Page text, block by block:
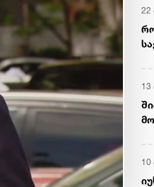
22
13
10